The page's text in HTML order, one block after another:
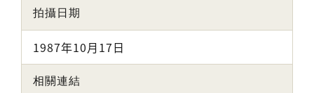
拍攝日期
1987年10月17日
相關連結